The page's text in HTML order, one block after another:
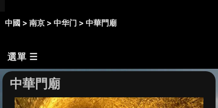
中國 > 南京 > 中华门 > 中華門廟
選單 ☰
中華門廟